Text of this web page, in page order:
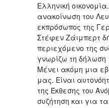
Ελληνική
ανακοίνωση του
εκπρόσωπος της
Στέφεν Ζάιμπερτ
περιεχόμενο της
γνωρίζω τη δήλωση
Μένει ακόμη μια
μας. Είναι
της Έκθεσης του
συζήτηση και για